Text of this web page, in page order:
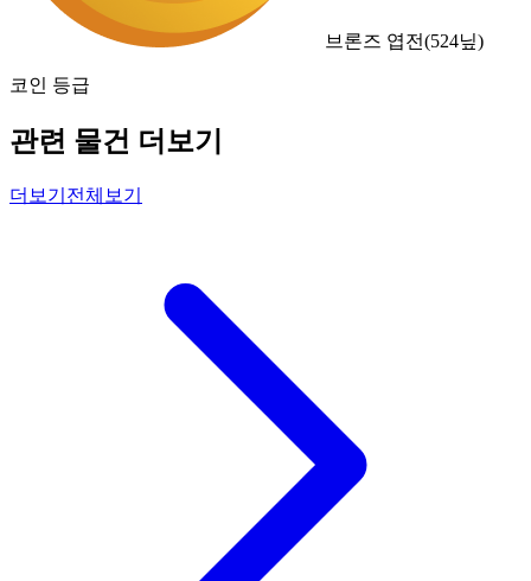
브론즈 엽전(524닢)
코인 등급
관련 물건 더보기
더보기 전체보기